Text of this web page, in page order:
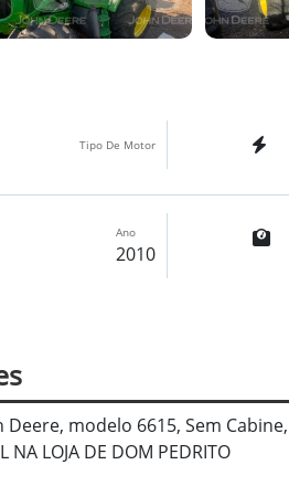
Tipo De Motor
Ano
2010
Deere, modelo 6615, Sem
NA LOJA DE DOM PEDRITO